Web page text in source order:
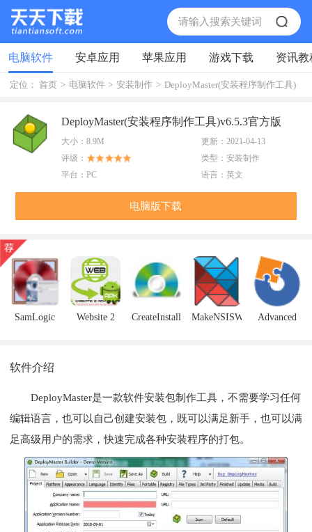
电脑软件 安卓应用 苹果应用 游戏下载 资讯教
定位： 首页 > 电脑软件 > 安装制作 > DeployMaster(安装程序制作工具)
DeployMaster(安装程序制作工具)v6.5.3官方版
大小： 8.9M 更新： 2021-04-13
评级：
类型： 安装制作
平台： PC 语言： 英文
电脑版下载
SamLogic
装包制作工
具)
Website 2
成app工具)
CreateInstall
MakeNSISW
Advanced
软件介绍
DeployMaster是一款软件安装包制作工具，不需要学习任何
编辑语言，也可以自己创建安装包，既可以满足新手，也可以满
足高级用户的需求，快速完成各种安装程序的打包。